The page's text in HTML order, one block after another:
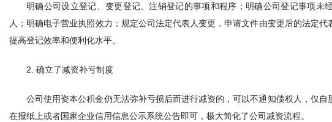
明确公司设立登记、变更登记、注销登记的事项和程序；明确公司登记事项未
人；明确电子营业执照效力；规定公司法定代表人变更，申请文件由变更后的法定代
提高登记效率和便利化水平。
2. 确立了减资补亏制度
公司使用资本公积金仍无法弥补亏损后而进行减资的，可以不通知债权人，仅
在报纸上或者国家企业信用信息公示系统公告即可，极大简化了公司减资流程。